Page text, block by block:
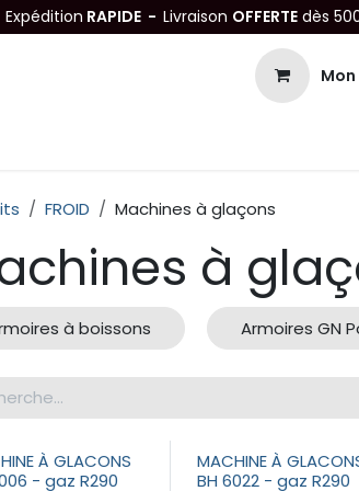
Expédition RAPIDE - Livraison OFFERTE dès
FROID Machines à glaçons
à
à boissons Armoires GN
À GLACONS
- gaz R290
MACHINE À
BH 6022 - gaz R290